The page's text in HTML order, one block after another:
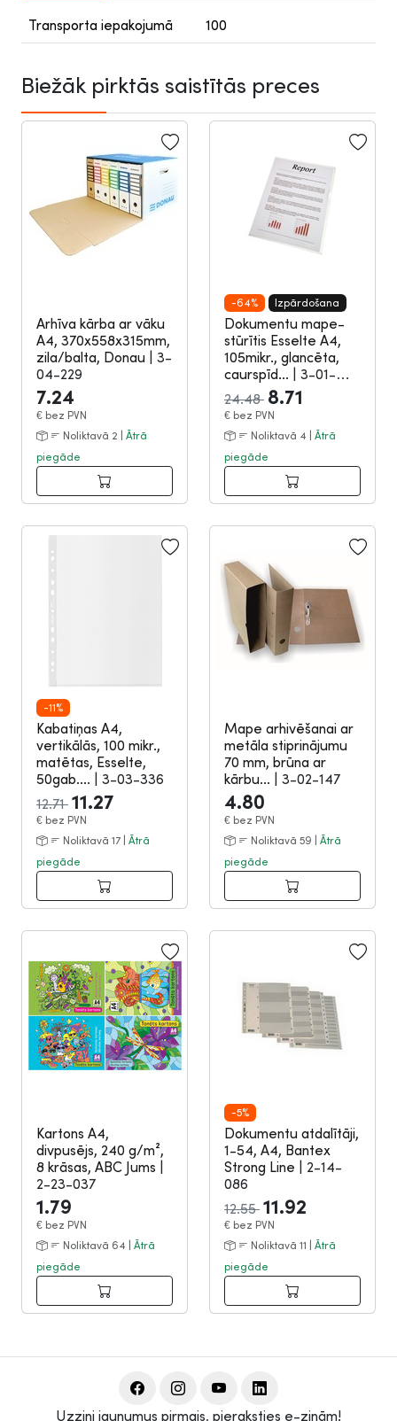
Transporta iepakojumā 100
Biežāk pirktās saistītās preces
Arhīva kārba ar vāku
A4, 370x558x315mm,
zila/balta, Donau
3-
04-229
7.24
€ bez PVN
Noliktavā 2 | Ātrā
piegāde
-64% Izpārdošana
Dokumentu mape-
stūrītis Esselte A4,
105mikr., glancēta,
caurspīd...
3-01-
2081
24.48 8.71
€ bez PVN
Noliktavā 4 | Ātrā
piegāde
-11%
Kabatiņas A4,
vertikālās, 100 mikr.,
matētas, Esselte,
50gab....
3-03-336
12.71 11.27
€ bez PVN
Noliktavā 17 | Ātrā
piegāde
Mape arhivēšanai ar
metāla stiprinājumu
70 mm, brūna ar
kārbu...
3-02-147
4.80
€ bez PVN
Noliktavā 59 | Ātrā
piegāde
Kartons A4,
divpusējs, 240 g/m²,
8 krāsas, ABC Jums
2-23-037
1.79
€ bez PVN
Noliktavā 64 | Ātrā
piegāde
-5%
Dokumentu atdalītāji,
1-54, A4, Bantex
Strong Line
2-14-
086
12.55 11.92
€ bez PVN
Noliktavā 11 | Ātrā
piegāde
Uzzini jaunumus pirmais, pieraksties e-ziņām!